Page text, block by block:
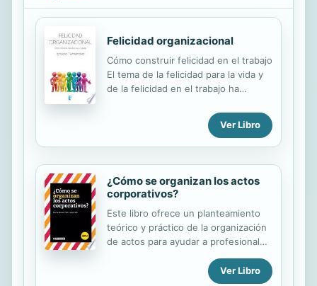
Felicidad organizacional
Cómo construir felicidad en el trabajo
El tema de la felicidad para la vida y
de la felicidad en el trabajo ha
los últimos años. Deseamos ser
felices y queremos saber qué hacer,
cómo hacerlo y de qé manera
sostenida posible de bienestar. Este
libro explora qué debe hacer una
institución para construir felicidad
organizacional, la que se define
como la capacidad que desarrolla
deliberadamente una organzación
para producir bienestar subjetivo en
Ver Libro
¿Cómo se organizan los actos
corporativos?
Este libro ofrece un planteamiento
teórico y práctico de la organización
de actos para ayudar a profesionales
públicas, el ceremonial y el protocolo
Ver Libro